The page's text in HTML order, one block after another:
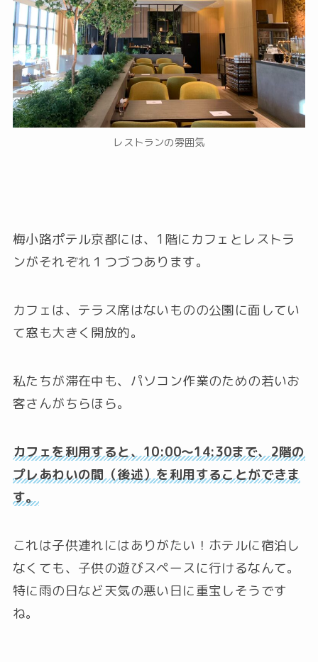
レストランの雰囲気
梅小路ポテル京都には、1階にカフェとレストラ
ンがそれぞれ１つづつあります。
カフェは、テラス席はないものの公園に面してい
て窓も大きく開放的。
私たちが滞在中も、パソコン作業のための若いお
客さんがちらほら。
カフェを利用すると、10:00〜14:30まで、2階の
プレあわいの間（後述）を利用することができま
す。
これは子供連れにはありがたい！ホテルに宿泊し
なくても、子供の遊びスペースに行けるなんて。
特に雨の日など天気の悪い日に重宝しそうです
ね。